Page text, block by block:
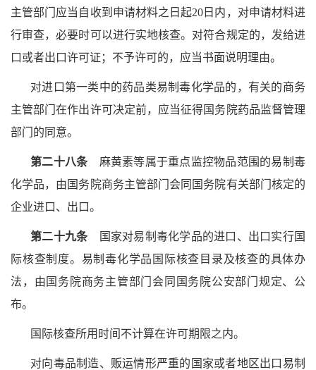
主管部门应当自收到申请材料之日起20日内，对申请材料进
行审查，必要时可以进行实地核查。对符合规定的，发给进
口或者出口许可证；不予许可的，应当书面说明理由。
对进口第一类中的药品类易制毒化学品的，有关的商务
主管部门在作出许可决定前，应当征得国务院药品监督管理
部门的同意。
第二十八条麻黄素等属于重点监控物品范围的易制毒
化学品，由国务院商务主管部门会同国务院有关部门核定的
企业进口、出口。
第二十九条国家对易制毒化学品的进口、出口实行国
际核查制度。易制毒化学品国际核查目录及核查的具体办
法，由国务院商务主管部门会同国务院公安部门规定、公
布。
国际核查所用时间不计算在许可期限之内。
对向毒品制造、贩运情形严重的国家或者地区出口易制